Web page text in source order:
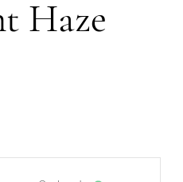
Haze